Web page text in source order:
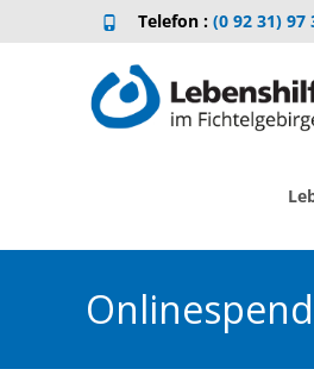
Telefon : (0 92 31) 97